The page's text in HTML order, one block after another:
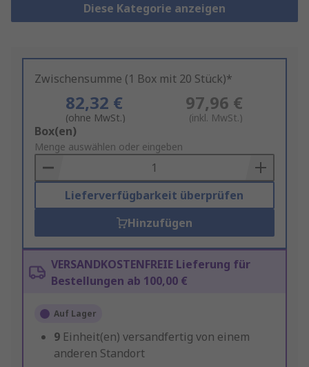
Diese Kategorie anzeigen
Zwischensumme (1 Box mit 20 Stück)*
82,32 €
(ohne MwSt.)
97,96 €
(inkl. MwSt.)
Add
to
Basket
Box(en)
Menge auswählen oder eingeben
Lieferverfügbarkeit überprüfen
Hinzufügen
VERSANDKOSTENFREIE Lieferung für
Bestellungen ab 100,00 €
Auf Lager
9 Einheit(en) versandfertig von einem
anderen Standort